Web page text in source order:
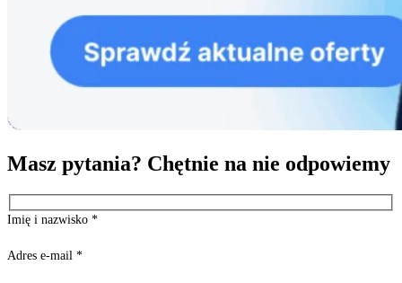
Masz pytania? Chętnie na nie odpowiemy
Imię i nazwisko *
Adres e-mail *